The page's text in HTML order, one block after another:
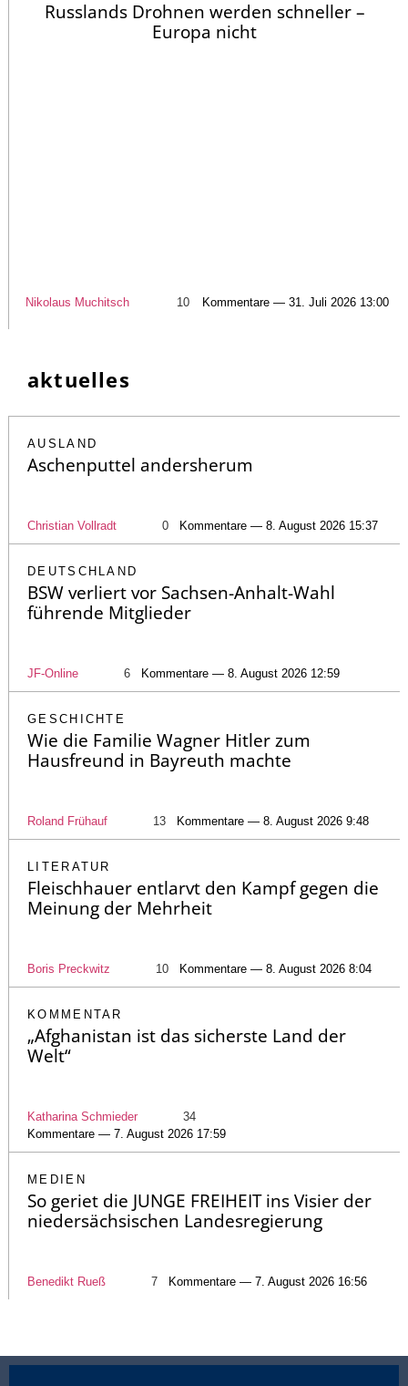
Russlands Drohnen werden schneller –
Europa nicht
Nikolaus Muchitsch 10 Kommentare — 31. Juli 2026 13:00
aktuelles
AUSLAND
Aschenputtel andersherum
Christian Vollradt 0 Kommentare — 8. August 2026 15:37
DEUTSCHLAND
BSW verliert vor Sachsen-Anhalt-Wahl
führende Mitglieder
JF-Online 6 Kommentare — 8. August 2026 12:59
GESCHICHTE
Wie die Familie Wagner Hitler zum
Hausfreund in Bayreuth machte
Roland Frühauf 13 Kommentare — 8. August 2026 9:48
LITERATUR
Fleischhauer entlarvt den Kampf gegen die
Meinung der Mehrheit
Boris Preckwitz 10 Kommentare — 8. August 2026 8:04
KOMMENTAR
„Afghanistan ist das sicherste Land der
Welt“
Katharina Schmieder
34
Kommentare — 7. August 2026 17:59
MEDIEN
So geriet die JUNGE FREIHEIT ins Visier der
niedersächsischen Landesregierung
Benedikt Rueß 7 Kommentare — 7. August 2026 16:56